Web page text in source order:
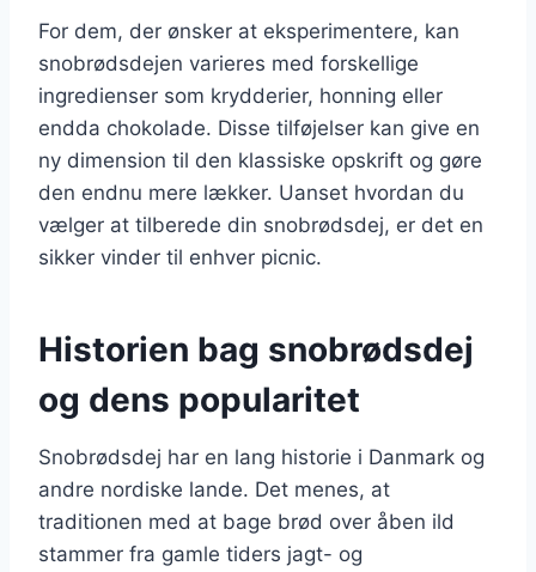
For dem, der ønsker at eksperimentere, kan
snobrødsdejen varieres med forskellige
ingredienser som krydderier, honning eller
endda chokolade. Disse tilføjelser kan give en
ny dimension til den klassiske opskrift og gøre
den endnu mere lækker. Uanset hvordan du
vælger at tilberede din snobrødsdej, er det en
sikker vinder til enhver picnic.
Historien bag snobrødsdej
og dens popularitet
Snobrødsdej har en lang historie i Danmark og
andre nordiske lande. Det menes, at
traditionen med at bage brød over åben ild
stammer fra gamle tiders jagt- og